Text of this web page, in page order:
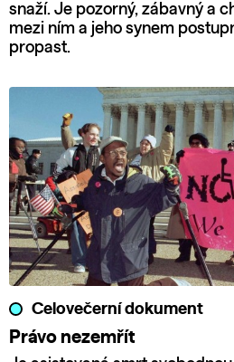
snaží. Je pozorný, zábavný a
mezi ním a jeho synem
propast.
Celovečerní dokument
Právo nezemřít